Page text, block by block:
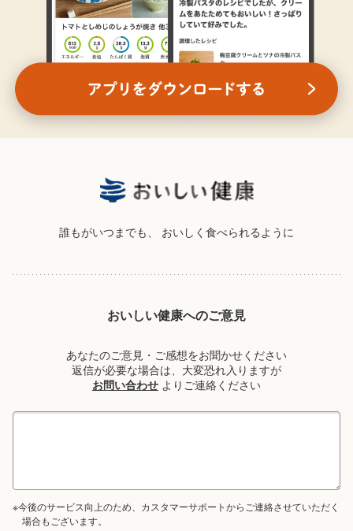
誰もがいつまでも、 おいしく食べられるように
おいしい健康へのご意見
あなたのご意見・ご感想をお聞かせください
返信が必要な場合は、大変恐れ入りますが
お問い合わせ よりご連絡ください
※今後のサービス向上のため、カスタマーサポートからご連絡させていただく
場合もございます。